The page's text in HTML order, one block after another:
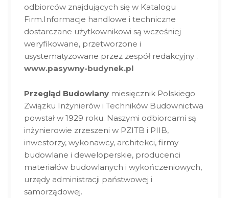
odbiorców znajdujących się w Katalogu
Firm.Informacje handlowe i techniczne
dostarczane użytkownikowi są wcześniej
weryfikowane, przetworzone i
usystematyzowane przez zespół redakcyjny .
www.pasywny-budynek.pl
Przegląd Budowlany miesięcznik Polskiego
Związku Inżynierów i Techników Budownictwa
powstał w 1929 roku. Naszymi odbiorcami są
inżynierowie zrzeszeni w PZITB i PIIB,
inwestorzy, wykonawcy, architekci, firmy
budowlane i deweloperskie, producenci
materiałów budowlanych i wykończeniowych,
urzędy administracji państwowej i
samorządowej.